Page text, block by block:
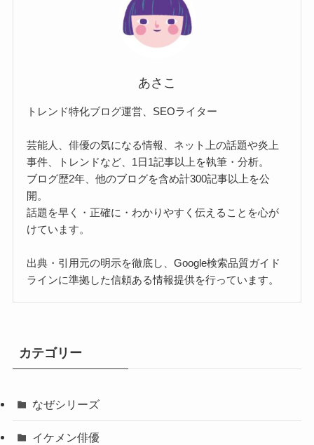
あさこ
トレンド特化ブログ運営、SEOライター
芸能人、俳優の気になる情報、ネット上の話題や炎上
事件、トレンドなど、1日1記事以上を執筆・分析。
ブログ歴2年、他のブログを含め計300記事以上を公
開。
話題を早く・正確に・わかりやすく伝えることを心が
けています。
出典・引用元の明示を徹底し、Google検索品質ガイド
ラインに準拠した信頼ある情報提供を行っています。
カテゴリー
なぜシリーズ
イケメン俳優